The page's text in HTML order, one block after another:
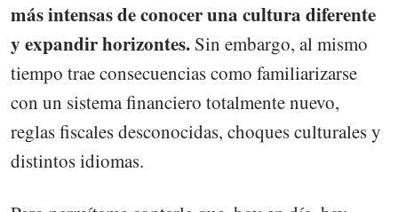
más intensas de conocer una cultura diferente
y expandir horizontes. Sin embargo, al mismo
tiempo trae consecuencias como familiarizarse
con un sistema financiero totalmente nuevo,
reglas fiscales desconocidas, choques culturales y
distintos idiomas.